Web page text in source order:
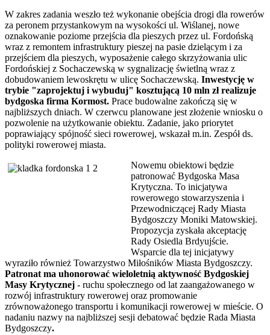
W zakres zadania weszło też wykonanie obejścia drogi dla rowerów
za peronem przystankowym na wysokości ul. Wiślanej, nowe
oznakowanie poziome przejścia dla pieszych przez ul. Fordońską
wraz z remontem infrastruktury pieszej na pasie dzielącym i za
przejściem dla pieszych, wyposażenie całego skrzyżowania ulic
Fordońskiej z Sochaczewską w sygnalizację świetlną wraz z
dobudowaniem lewoskrętu w ulicę Sochaczewską. Inwestycję w
trybie "zaprojektuj i wybuduj" kosztującą 10 mln zł realizuje
bydgoska firma Kormost. Prace budowalne zakończą się w
najbliższych dniach. W czerwcu planowane jest złożenie wniosku o
pozwolenie na użytkowanie obiektu. Zadanie, jako priorytet
poprawiający spójność sieci rowerowej, wskazał m.in. Zespół ds.
polityki rowerowej miasta.
Nowemu obiektowi będzie
patronować Bydgoska Masa
Krytyczna. To inicjatywa
rowerowego stowarzyszenia i
Przewodniczącej Rady Miasta
Bydgoszczy Moniki Matowskiej.
Propozycja zyskała akceptację
Rady Osiedla Brdyujście.
Wsparcie dla tej inicjatywy
wyraziło również Towarzystwo Miłośników Miasta Bydgoszczy.
Patronat ma uhonorować wieloletnią aktywność Bydgoskiej
Masy Krytycznej - ruchu społecznego od lat zaangażowanego w
rozwój infrastruktury rowerowej oraz promowanie
zrównoważonego transportu i komunikacji rowerowej w mieście. O
nadaniu nazwy na najbliższej sesji debatować będzie Rada Miasta
Bydgoszczy.